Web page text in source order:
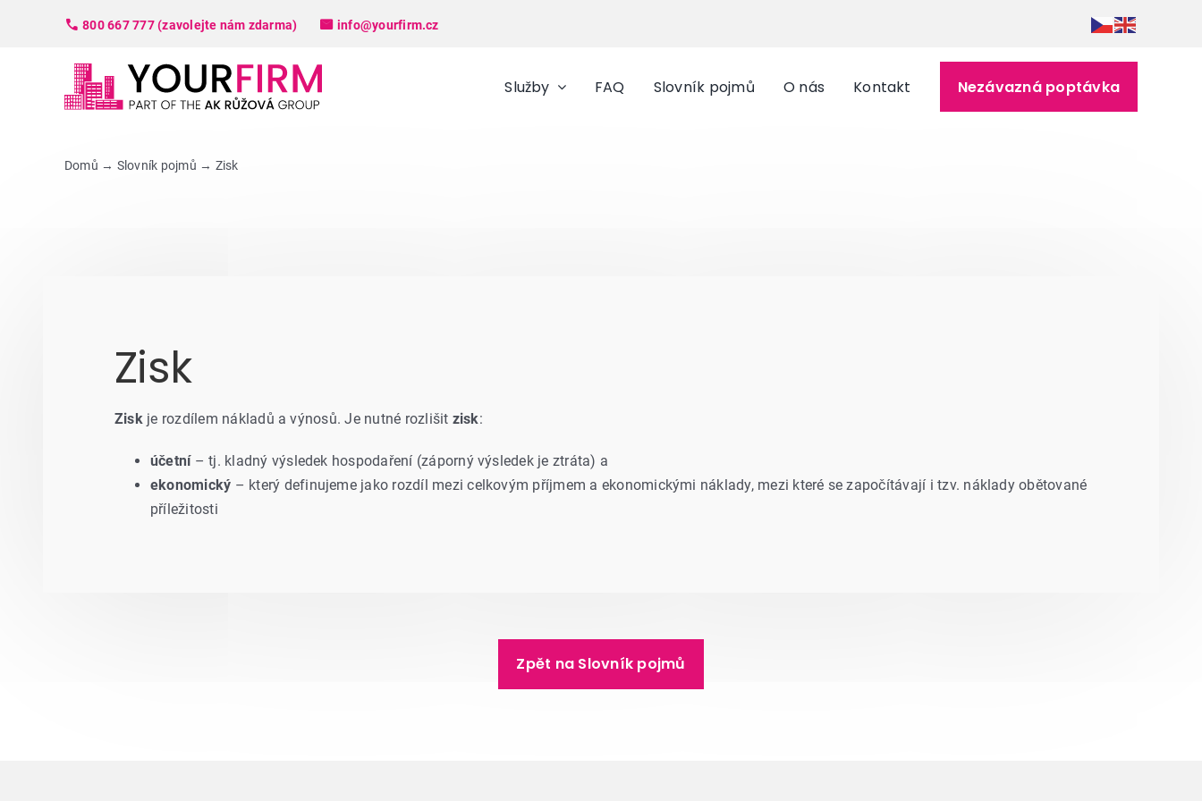
800 667 777 (zavolejte nám zdarma) info@yourfirm.cz
Služby FAQ Slovník pojmů O nás Kontakt Nezávazná poptávka
Domů → Slovník pojmů → Zisk
Zisk
Zisk je rozdílem nákladů a výnosů. Je nutné rozlišit zisk:
účetní– tj. kladný výsledek hospodaření (záporný výsledek je ztráta) a
ekonomický – který definujeme jako rozdíl mezi celkovým příjmem a ekonomickými náklady, mezi které se započítávají i tzv. náklady obětované
příležitosti
Zpět na Slovník pojmů